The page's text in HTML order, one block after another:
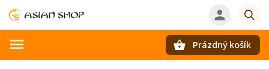
Prázdný košík